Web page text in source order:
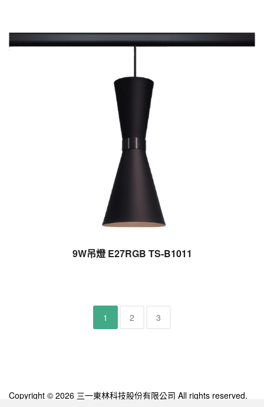
9W吊燈 E27RGB TS-B1011
1 2 3
Copyright © 2026 三一東林科技股份有限公司 All rights reserved.